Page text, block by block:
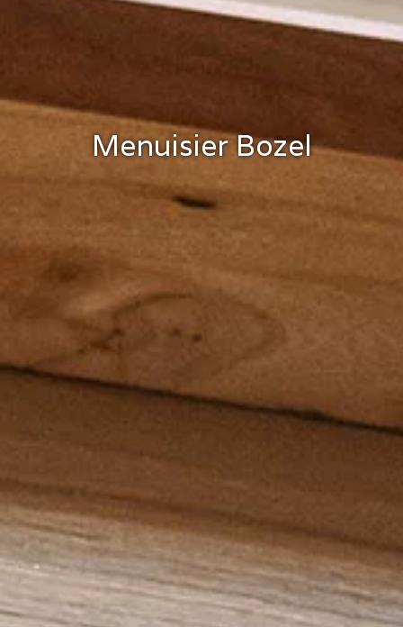
Menuisier Bozel